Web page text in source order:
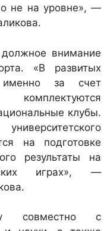
не на уровне», —
внимание
«В развитых
именно за счет
комплектуются
клубы.
на подготовке
результаты на
играх», —
совместно с